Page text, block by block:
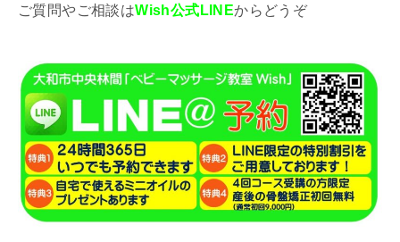
ご質問やご相談はWish公式LINEからどうぞ